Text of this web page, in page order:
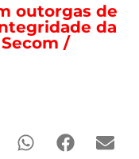
outorgas de
da
/